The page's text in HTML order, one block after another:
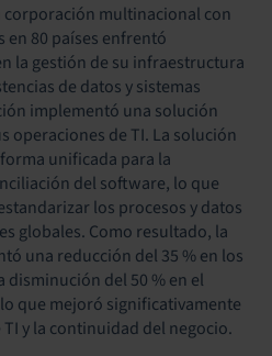
corporación multinacional con
80 países enfrentó
la gestión de su infraestructura
de datos y sistemas
implementó una solución
operaciones de TI. La solución
unificada para la
del software, lo que
los procesos y datos
globales. Como resultado, la
una reducción del 35 % en los
disminución del 50 % en el
que mejoró significativamente
y la continuidad del negocio.